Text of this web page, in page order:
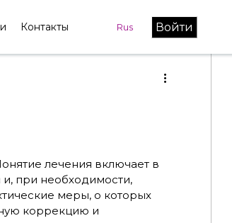
Контакты Rus Войти
лечения включает в
и, при необходимости,
меры, о которых
коррекцию и